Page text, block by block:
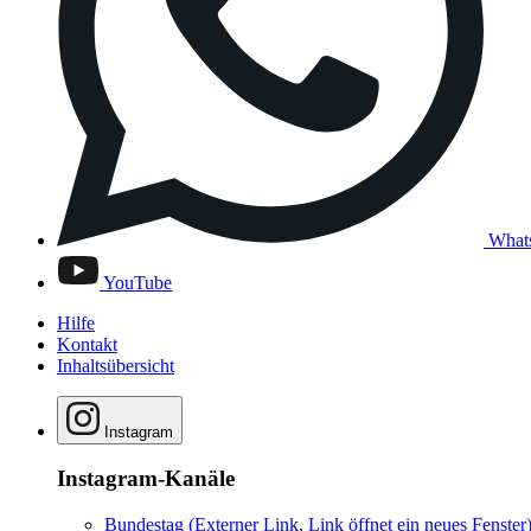
YouTube
Hilfe
Kontakt
Inhaltsübersicht
Instagram
Instagram-Kanäle
Bundestag (Externer Link, Link öffnet ein neues Fenster)